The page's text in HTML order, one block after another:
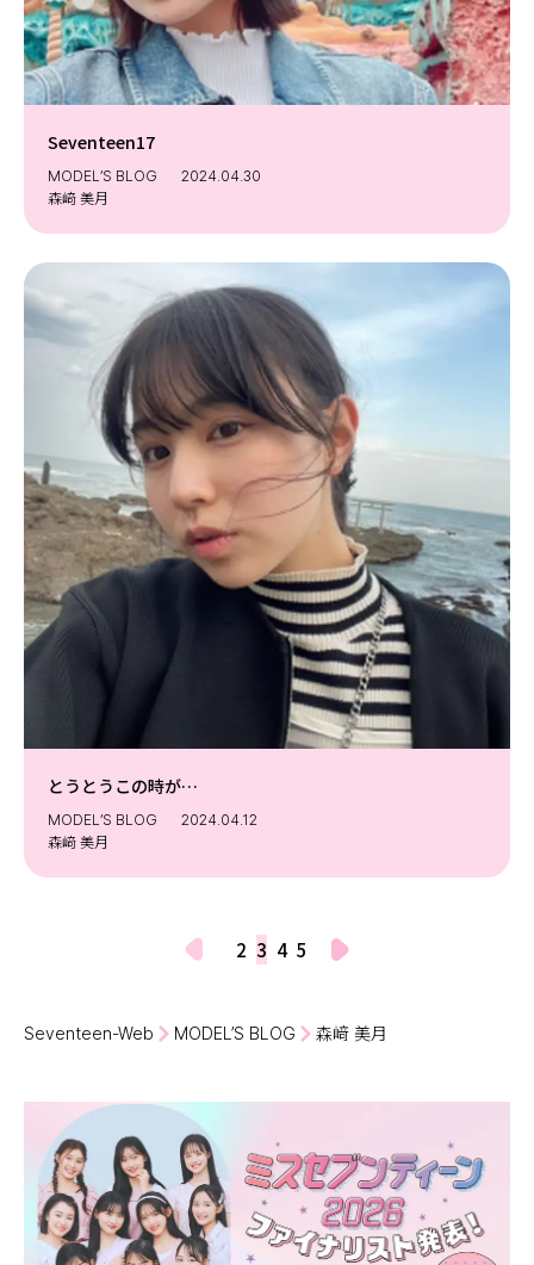
Seventeen17
MODEL’S BLOG
2024.04.30
森﨑 美月
とうとうこの時が…
MODEL’S BLOG
2024.04.12
森﨑 美月
2 3 4 5
Seventeen-Web MODEL’S BLOG 森﨑 美月